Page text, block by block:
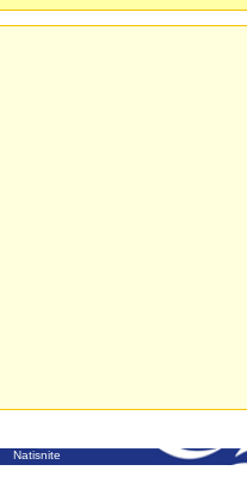
Natisnite